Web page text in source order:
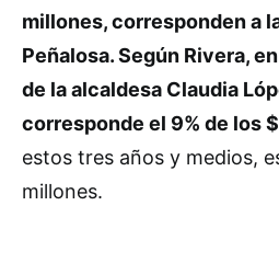
millones, corresponden a
Peñalosa. Según Rivera,
de la alcaldesa Claudia
corresponde el 9% de los
estos tres años y medios,
millones.